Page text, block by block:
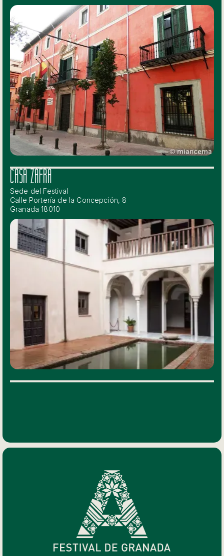
CASA ZAFRA
Sede del Festival
Calle Portería de la Concepción, 8
Granada 18010